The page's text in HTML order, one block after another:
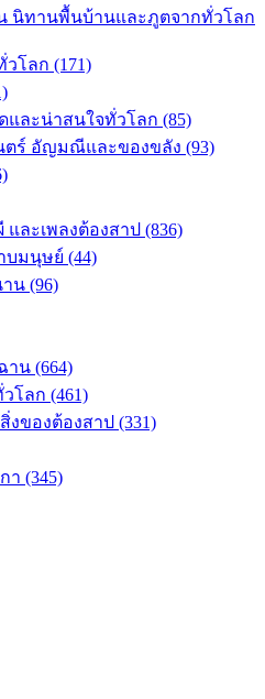
นิทานพื้นบ้านและภูตจากทั่วโลก
โลก (171)
และน่าสนใจทั่วโลก (85)
ร์ อัญมณีและของขลัง (93)
ละเพลงต้องสาป (836)
บมนุษย์ (44)
น (96)
าน (664)
โลก (461)
ของต้องสาป (331)
า (345)